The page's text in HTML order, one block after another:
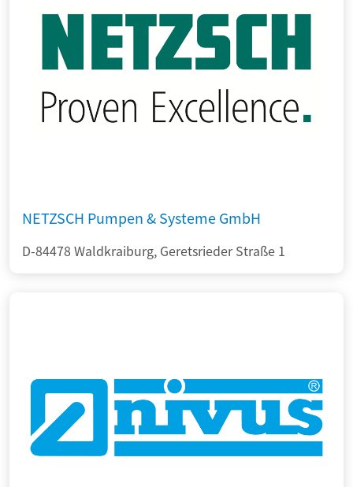
NETZSCH Pumpen & Systeme GmbH
D-84478 Waldkraiburg, Geretsrieder Straße 1